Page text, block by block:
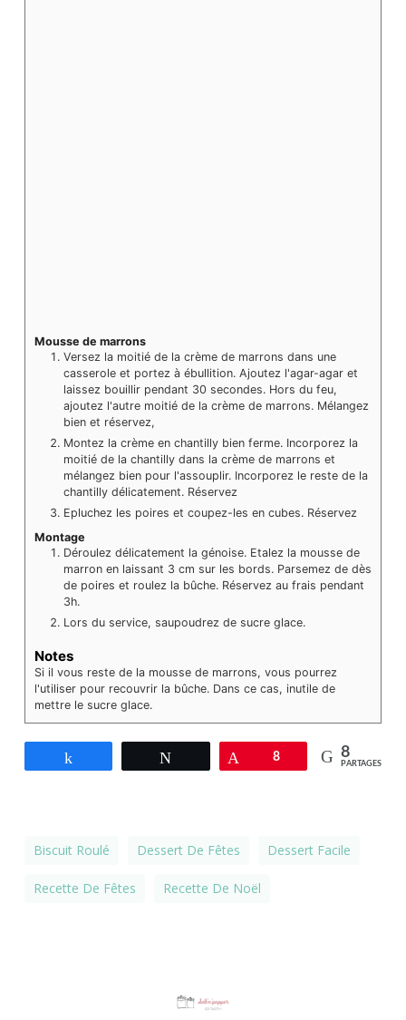
Mousse de marrons
Versez la moitié de la crème de marrons dans une
casserole et portez à ébullition. Ajoutez l'agar-agar et
laissez bouillir pendant 30 secondes. Hors du feu,
ajoutez l'autre moitié de la crème de marrons. Mélangez
bien et réservez,
Montez la crème en chantilly bien ferme. Incorporez la
moitié de la chantilly dans la crème de marrons et
mélangez bien pour l'assouplir. Incorporez le reste de la
chantilly délicatement. Réservez
Epluchez les poires et coupez-les en cubes. Réservez
Montage
Déroulez délicatement la génoise. Etalez la mousse de
marron en laissant 3 cm sur les bords. Parsemez de dès
de poires et roulez la bûche. Réservez au frais pendant
3h.
Lors du service, saupoudrez de sucre glace.
Notes
Si il vous reste de la mousse de marrons, vous pourrez
l'utiliser pour recouvrir la bûche. Dans ce cas, inutile de
mettre le sucre glace.
Tweetez Épingle
8 8
PARTAGES
Biscuit Roulé Dessert De Fêtes Dessert Facile
Recette De Fêtes Recette De Noël